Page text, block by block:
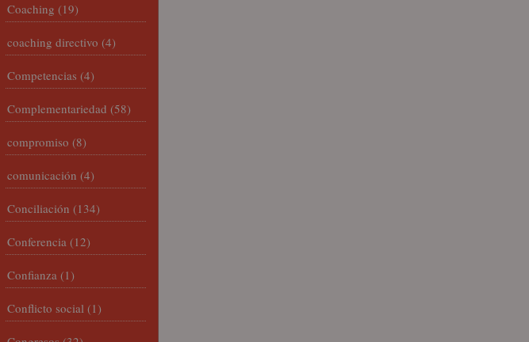
Coaching (19)
coaching directivo (4)
Competencias (4)
Complementariedad (58)
compromiso (8)
comunicación (4)
Conciliación (134)
Conferencia (12)
Confianza (1)
Conflicto social (1)